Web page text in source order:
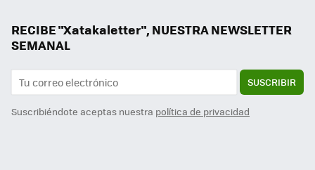
RECIBE "Xatakaletter", NUESTRA NEWSLETTER
SEMANAL
SUSCRIBIR
Suscribiéndote aceptas nuestra política de privacidad